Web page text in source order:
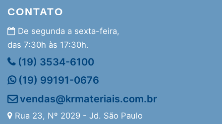
CONTATO
De segunda a sexta-feira,
das 7:30h às 17:30h.
(19) 3534-6100
(19) 99191-0676
vendas@krmateriais.com.br
Rua 23, Nº 2029 - Jd. São Paulo